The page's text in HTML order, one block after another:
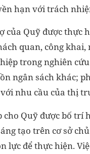
hạn với trách
của Quỹ được thực
quan, công
trong nghiên
ngân sách khác;
nhu cầu của thị
Quỹ được bố trí
tạo trên cơ sở
lực để thực hiện.